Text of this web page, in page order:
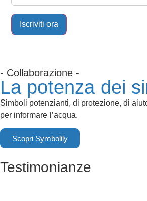
Iscriviti ora
- Collaborazione -
La potenza dei
Simboli potenzianti, di protezione, di
per informare l’acqua.
Scopri Symbolily
Testimonianze